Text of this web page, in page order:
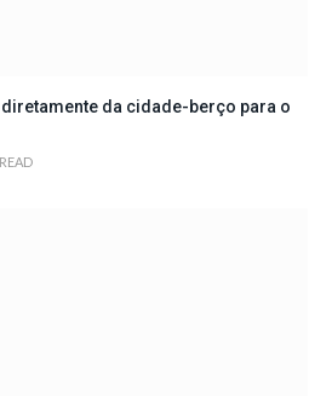
da cidade-berço para o